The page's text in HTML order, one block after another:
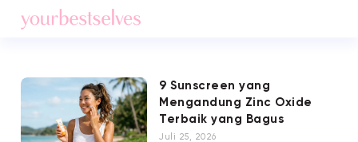
9 Sunscreen yang
Mengandung Zinc Oxide
Terbaik yang Bagus
Juli 25, 2026